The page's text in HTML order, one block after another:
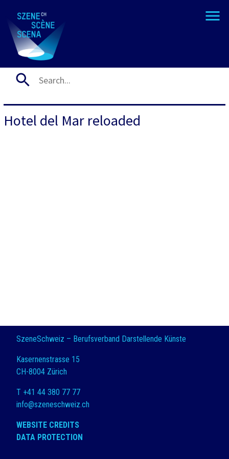
Hotel del Mar reloaded
SzeneSchweiz – Berufsverband Darstellende Künste
Kasernenstrasse 15
CH-8004 Zürich
T +41 44 380 77 77
info@szeneschweiz.ch
WEBSITE CREDITS
DATA PROTECTION